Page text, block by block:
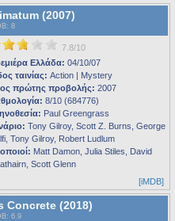
(2007)
: 8
7.8/10
Ελλάδα: 04/10/07
ταινίας: Action | Mystery
πρώτης προβολής: 2007
8/10 (684776)
Paul Greengrass
Tony Gilroy, Scott Z. Burns, George
Tony Gilroy, Robert Ludlum
Matt Damon, Julia Stiles, David
Scott Glenn
[iMDB]
Concrete (2018)
: 6.9